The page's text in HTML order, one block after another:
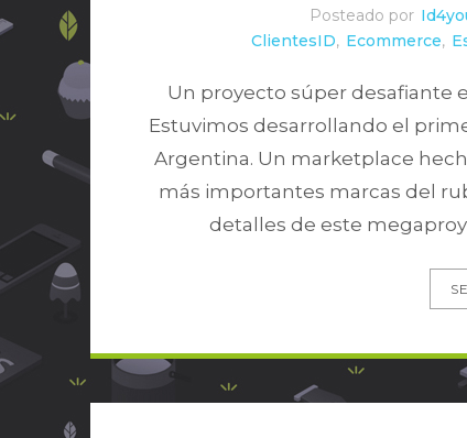
Posteado por
ClientesID, Ecommerce,
Un proyecto súper desafiante
Estuvimos desarrollando el
Argentina. Un marketplace
más importantes marcas del
detalles de este